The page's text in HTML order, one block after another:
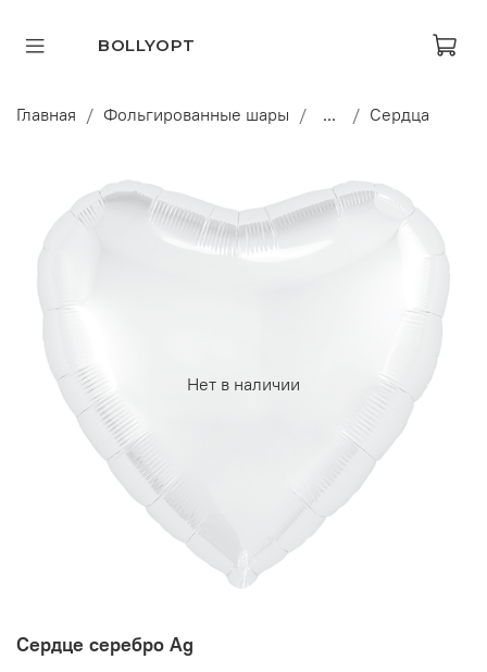
BOLLYOPT
Главная Фольгированные шары ... Сердца
Нет в наличии
Сердце серебро Ag